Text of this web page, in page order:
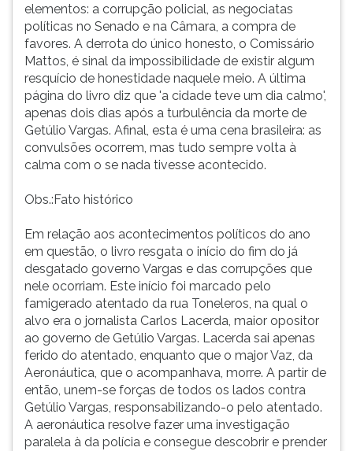
elementos: a corrupção policial, as negociatas
políticas no Senado e na Câmara, a compra de
favores. A derrota do único honesto, o Comissário
Mattos, é sinal da impossibilidade de existir algum
resquício de honestidade naquele meio. A última
página do livro diz que 'a cidade teve um dia calmo',
apenas dois dias após a turbulência da morte de
Getúlio Vargas. Afinal, esta é uma cena brasileira: as
convulsões ocorrem, mas tudo sempre volta à
calma com o se nada tivesse acontecido.
Obs.:Fato histórico
Em relação aos acontecimentos políticos do ano
em questão, o livro resgata o início do fim do já
desgatado governo Vargas e das corrupções que
nele ocorriam. Este início foi marcado pelo
famigerado atentado da rua Toneleros, na qual o
alvo era o jornalista Carlos Lacerda, maior opositor
ao governo de Getúlio Vargas. Lacerda sai apenas
ferido do atentado, enquanto que o major Vaz, da
Aeronáutica, que o acompanhava, morre. A partir de
então, unem-se forças de todos os lados contra
Getúlio Vargas, responsabilizando-o pelo atentado.
A aeronáutica resolve fazer uma investigação
paralela à da polícia e consegue descobrir e prender